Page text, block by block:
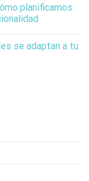
planificamos
se adaptan a tu